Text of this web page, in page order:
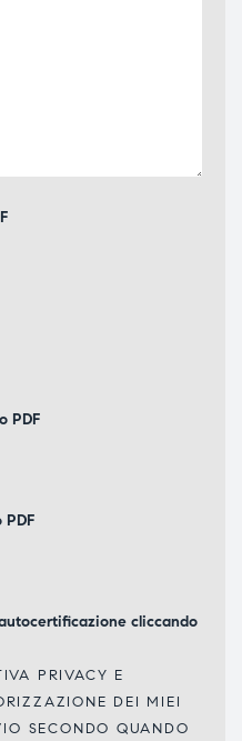
PDF
cliccando
PRIVACY E
DEI MIEI
SECONDO QUANDO